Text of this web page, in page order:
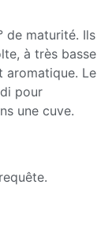
de maturité. Ils
à très basse
aromatique. Le
pour
une cuve.